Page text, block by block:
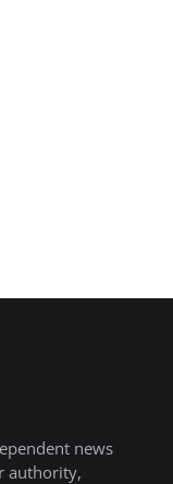
news
authority,